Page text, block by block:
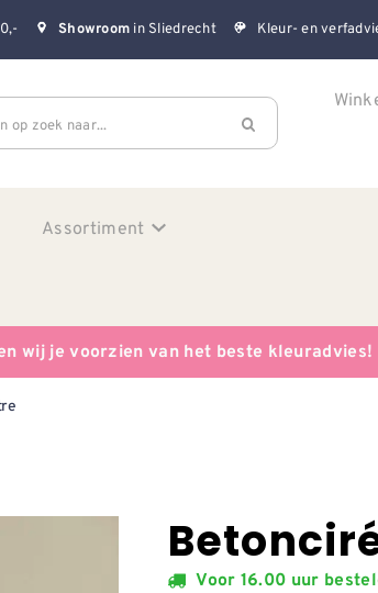
Showroom in Sliedrecht Kleur- en
op zoek naar...
Assortiment
wij je voorzien van het beste kleuradvies!
Voor 16.00 uur